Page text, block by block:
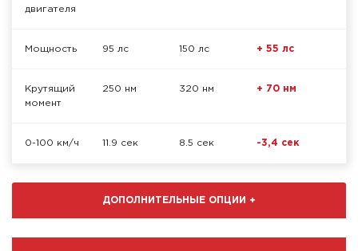
двигателя
Мощность 95 лс 150 лс + 55 лс
Крутящий
момент
250 нм 320 нм + 70 нм
0-100 км/ч 11.9 сек 8.5 сек -3,4 сек
ДОПОЛНИТЕЛЬНЫЕ ОПЦИИ +